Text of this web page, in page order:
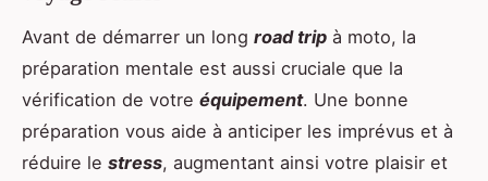
Avant de démarrer un long road trip à moto, la
préparation mentale est aussi cruciale que la
vérification de votre équipement. Une bonne
préparation vous aide à anticiper les imprévus et à
réduire le stress, augmentant ainsi votre plaisir et